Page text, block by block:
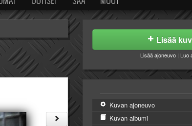
Lisää
Lisää ajoneuvo | Luo
Kuvan ajoneuvo
Kuvan albumi